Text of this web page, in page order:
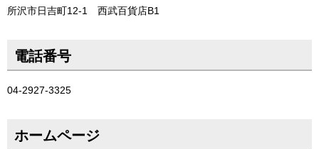
所沢市日吉町12-1 西武百貨店B1
電話番号
04-2927-3325
ホームページ